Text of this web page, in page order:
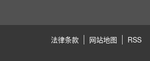
法律条款 网站地图 RSS